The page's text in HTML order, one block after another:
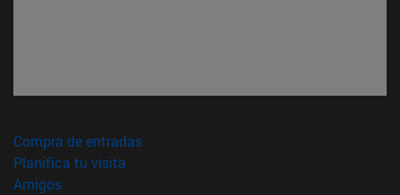
Compra de entradas(abre en nueva ventana)
Planifica tu visita
Amigos(abre en nueva ventana)